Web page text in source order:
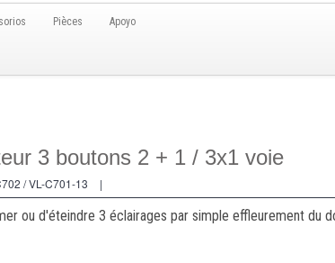
Pièces Apoyo
3 boutons 2 + 1 / 3x1 voie
/ VL-C701-13 |
ou d'éteindre 3 éclairages par simple effleurement du